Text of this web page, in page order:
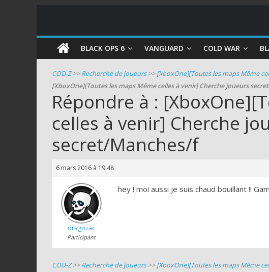
COD
Zombie
Guides
et
astuces
pour
le
zombie
Call
Duty
BLACK OPS 6 VANGUARD COLD WAR
COD-Z>>Recherche de joueurs>>[XboxOne][Toutes les maps Même
[XboxOne][Toutes les maps Même celles à venir] Cherche joueurs
Répondre à :
celles à venir] Cherche
secret/Manches/f
6 mars 2016 à 19:48
dragozac
Participant
hey ! moi aussi je suis chaud bouillant !!
COD-Z>>Recherche de joueurs>>[XboxOne][Toutes les maps Même